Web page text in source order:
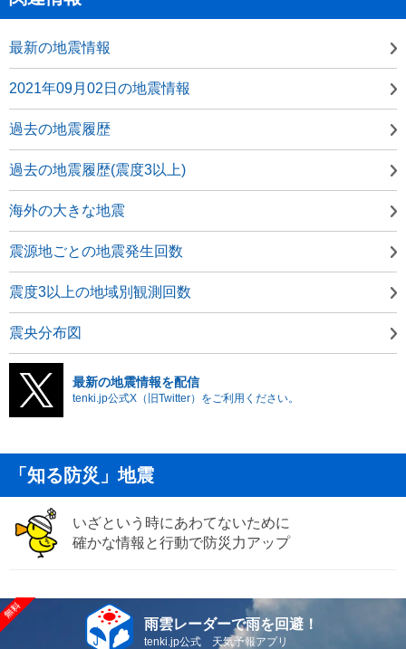
最新の地震情報
2021年09月02日の地震情報
過去の地震履歴
過去の地震履歴(震度3以上)
海外の大きな地震
震源地ごとの地震発生回数
震度3以上の地域別観測回数
震央分布図
最新の地震情報を配信
tenki.jp公式X（旧Twitter）をご利用ください。
「知る防災」地震
いざという時にあわてないために
確かな情報と行動で防災力アップ
雨雲レーダーで雨を回避！
tenki.jp公式 天気予報アプリ